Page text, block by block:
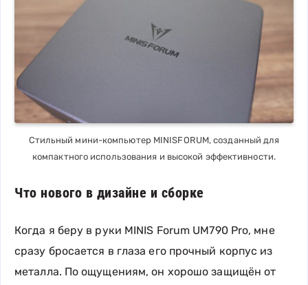
Стильный мини-компьютер MINISFORUM, созданный для
компактного использования и высокой эффективности.
Что нового в дизайне и сборке
Когда я беру в руки MINIS Forum UM790 Pro, мне
сразу бросается в глаза его прочный корпус из
металла. По ощущениям, он хорошо защищён от